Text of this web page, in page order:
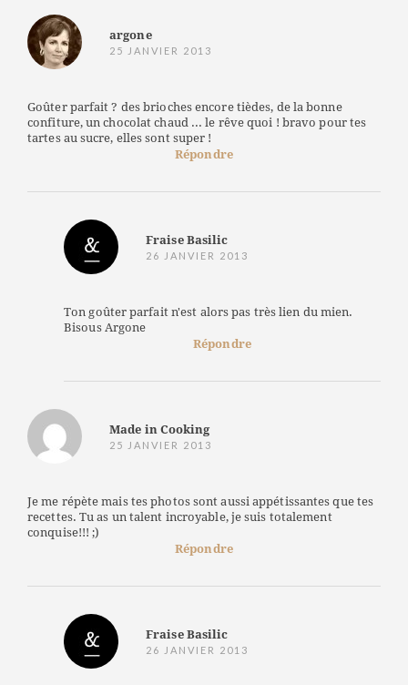
argone
25 JANVIER 2013
Goûter parfait ? des brioches encore tièdes, de la bonne
confiture, un chocolat chaud ... le rêve quoi ! bravo pour tes
tartes au sucre, elles sont super !
Répondre
Fraise Basilic
26 JANVIER 2013
Ton goûter parfait n'est alors pas très lien du mien.
Bisous Argone
Répondre
Made in Cooking
25 JANVIER 2013
Je me répète mais tes photos sont aussi appétissantes que tes
recettes. Tu as un talent incroyable, je suis totalement
conquise!!! ;)
Répondre
Fraise Basilic
26 JANVIER 2013